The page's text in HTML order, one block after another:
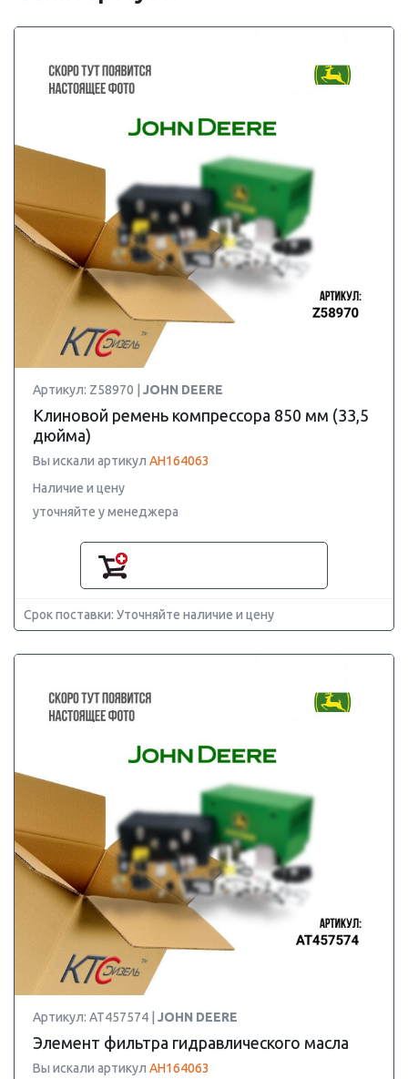
Артикул: Z58970 | JOHN DEERE
Клиновой ремень компрессора 850 мм (33,5
дюйма)
Вы искали артикул AH164063
Наличие и цену
уточняйте у менеджера
Срок поставки: Уточняйте наличие и цену
Артикул: AT457574 | JOHN DEERE
Элемент фильтра гидравлического масла
Вы искали артикул AH164063